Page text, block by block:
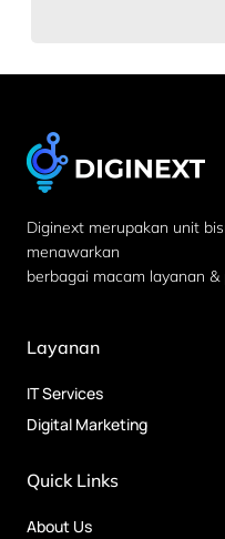
Diginext merupakan unit
menawarkan
berbagai macam layanan
Layanan
IT Services
Digital Marketing
Quick Links
About Us